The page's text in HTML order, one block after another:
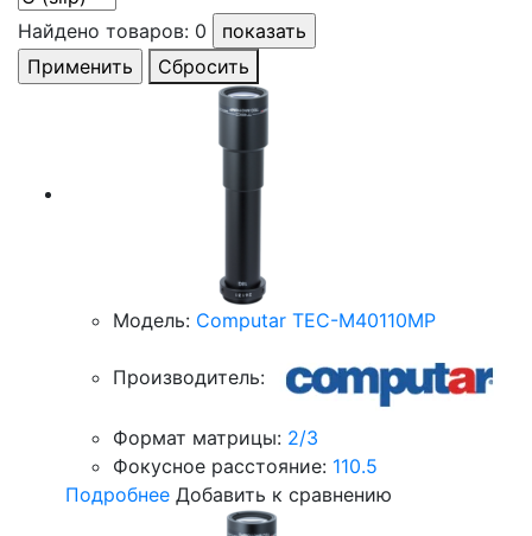
Найдено товаров: 0
Сбросить
Модель: Computar TEC-M40110MP
Производитель:
Формат матрицы: 2/3
Фокусное расстояние: 110.5
Подробнее Добавить к сравнению